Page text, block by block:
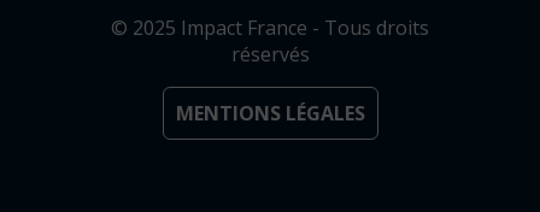
© 2025 Impact France - Tous droits
réservés
MENTIONS LÉGALES